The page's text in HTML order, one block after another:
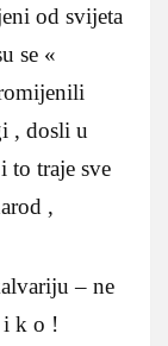
od svijeta
se «
, dosli u
to traje sve
,
– ne
k o !